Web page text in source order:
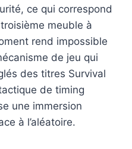
ce qui correspond
meuble à
rend impossible
de jeu qui
des titres Survival
de timing
une immersion
à l’aléatoire.